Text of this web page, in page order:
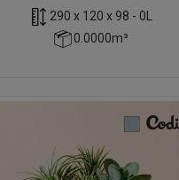
290 x 120 x 98 - 0L
0.0000m³